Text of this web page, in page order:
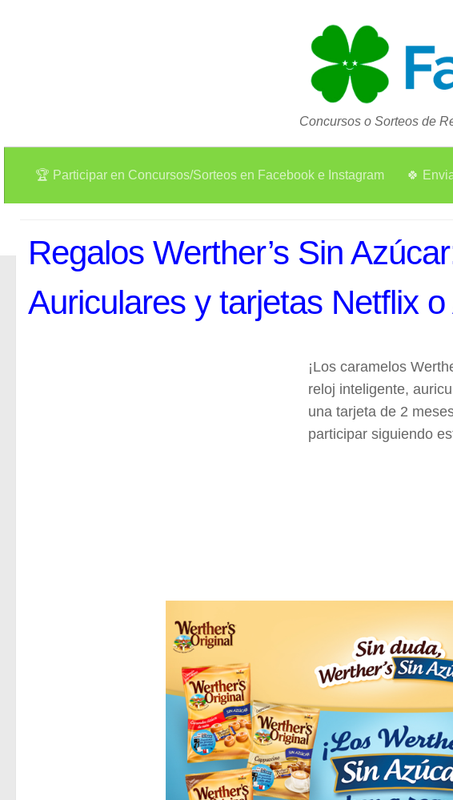
Concursos o Sorteos de
🏆 Participar en Concursos/Sorteos en Facebook e Instagram 🍀
Regalos Werther’s Sin
Auriculares y tarjetas Netflix
¡Los caramelos
reloj inteligente,
una tarjeta de 2
participar siguiendo